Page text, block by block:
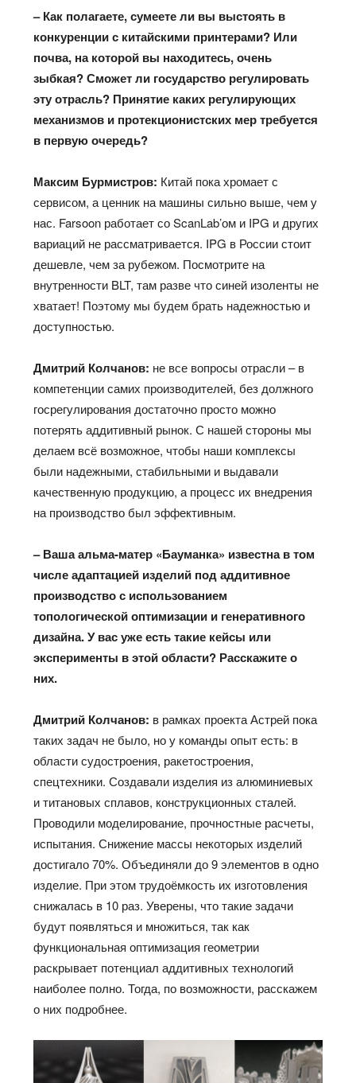
– Как полагаете, сумеете ли вы выстоять в
конкуренции с китайскими принтерами? Или
почва, на которой вы находитесь, очень
зыбкая? Сможет ли государство регулировать
эту отрасль? Принятие каких регулирующих
механизмов и протекционистских мер требуется
в первую очередь?
Максим Бурмистров: Китай пока хромает с
сервисом, а ценник на машины сильно выше, чем у
нас. Farsoon работает со ScanLab’ом и IPG и других
вариаций не рассматривается. IPG в России стоит
дешевле, чем за рубежом. Посмотрите на
внутренности BLT, там разве что синей изоленты не
хватает! Поэтому мы будем брать надежностью и
доступностью.
Дмитрий Колчанов: не все вопросы отрасли – в
компетенции самих производителей, без должного
госрегулирования достаточно просто можно
потерять аддитивный рынок. С нашей стороны мы
делаем всё возможное, чтобы наши комплексы
были надежными, стабильными и выдавали
качественную продукцию, а процесс их внедрения
на производство был эффективным.
– Ваша альма-матер «Бауманка» известна в том
числе адаптацией изделий под аддитивное
производство с использованием
топологической оптимизации и генеративного
дизайна. У вас уже есть такие кейсы или
эксперименты в этой области? Расскажите о
них.
Дмитрий Колчанов: в рамках проекта Астрей пока
таких задач не было, но у команды опыт есть: в
области судостроения, ракетостроения,
спецтехники. Создавали изделия из алюминиевых
и титановых сплавов, конструкционных сталей.
Проводили моделирование, прочностные расчеты,
испытания. Снижение массы некоторых изделий
достигало 70%. Объединяли до 9 элементов в одно
изделие. При этом трудоёмкость их изготовления
снижалась в 10 раз. Уверены, что такие задачи
будут появляться и множиться, так как
функциональная оптимизация геометрии
раскрывает потенциал аддитивных технологий
наиболее полно. Тогда, по возможности, расскажем
о них подробнее.